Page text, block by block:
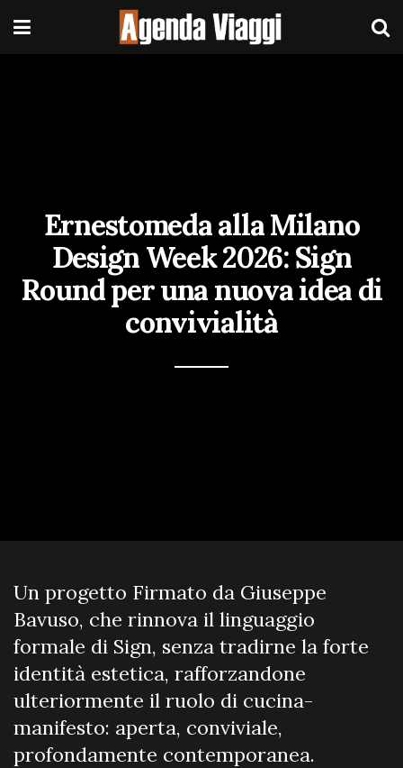
Ernestomeda alla Milano
Design Week 2026: Sign
Round per una nuova idea di
convivialità
Un progetto Firmato da Giuseppe
Bavuso, che rinnova il linguaggio
formale di Sign, senza tradirne la forte
identità estetica, rafforzandone
ulteriormente il ruolo di cucina-
manifesto: aperta, conviviale,
profondamente contemporanea.